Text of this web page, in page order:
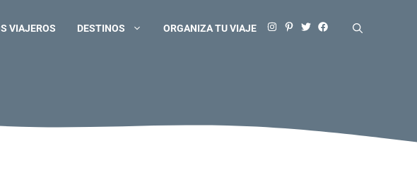
VIAJEROS DESTINOS ORGANIZA TU VIAJE